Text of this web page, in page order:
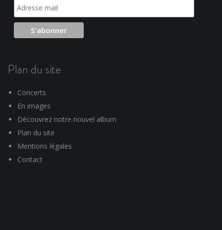
Plan du site
Concerts
En images
Découvrez notre nouvel album
Plan du site
Mentions légales
Contact